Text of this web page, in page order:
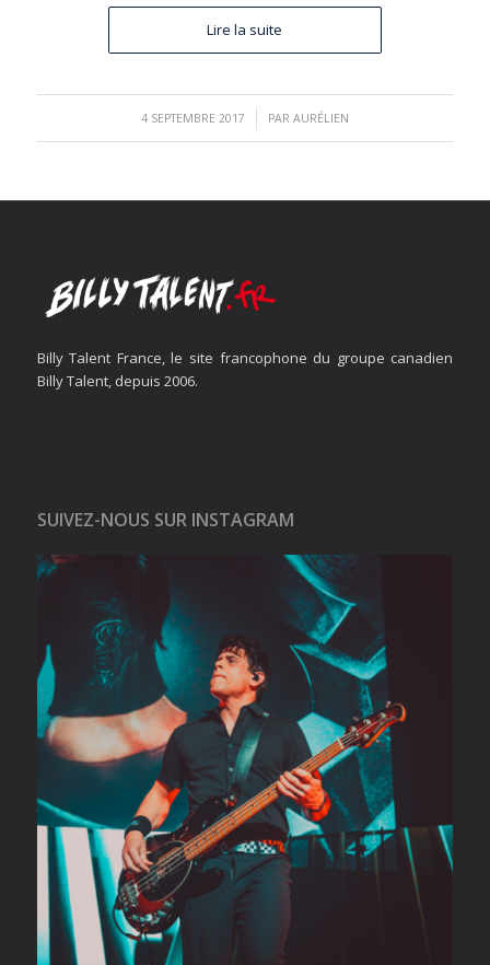
Lire la suite
4 SEPTEMBRE 2017
/ PAR AURÉLIEN
Billy Talent France, le site francophone du groupe canadien
Billy Talent, depuis 2006.
SUIVEZ-NOUS SUR INSTAGRAM